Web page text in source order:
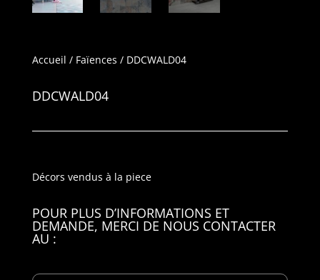
Accueil / Faïences / DDCWALD04
DDCWALD04
Décors vendus à la piece
POUR PLUS D’INFORMATIONS ET
DEMANDE, MERCI DE NOUS CONTACTER
AU :